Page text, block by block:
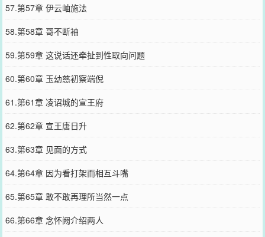
57.第57章 伊云岫施法
58.第58章 哥不断袖
59.第59章 这说话还牵扯到性取向问题
60.第60章 玉幼慈初察端倪
61.第61章 凌诏城的宣王府
62.第62章 宣王唐日升
63.第63章 见面的方式
64.第64章 因为看打架而相互斗嘴
65.第65章 敢不敢再理所当然一点
66.第66章 念怀阙介绍两人